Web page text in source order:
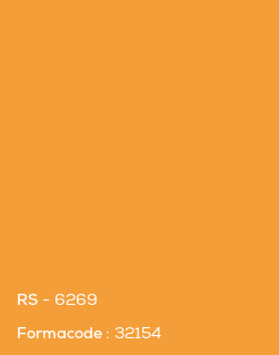
RS - 6269
Formacode : 32154